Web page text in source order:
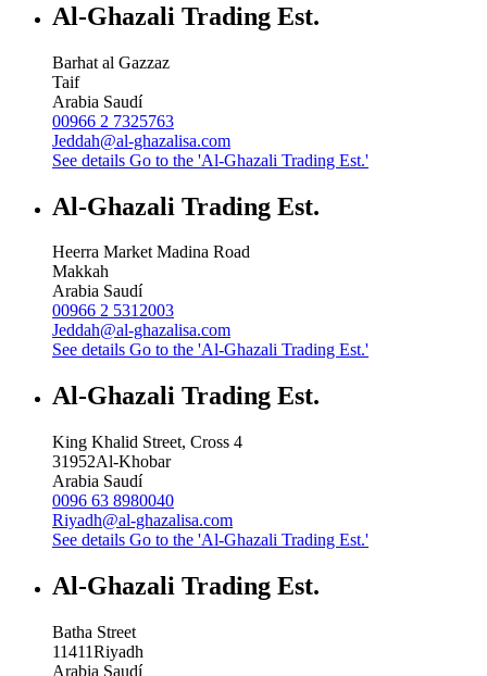
Al-Ghazali Trading Est.
Barhat al Gazzaz
Taif
Arabia Saudí
00966 2 7325763
Jeddah@al-ghazalisa.com
See details Go to the 'Al-Ghazali Trading Est.'
Al-Ghazali Trading Est.
Heerra Market Madina Road
Makkah
Arabia Saudí
00966 2 5312003
Jeddah@al-ghazalisa.com
See details Go to the 'Al-Ghazali Trading Est.'
Al-Ghazali Trading Est.
King Khalid Street, Cross 4
31952Al-Khobar
Arabia Saudí
0096 63 8980040
Riyadh@al-ghazalisa.com
See details Go to the 'Al-Ghazali Trading Est.'
Al-Ghazali Trading Est.
Batha Street
11411Riyadh
Arabia Saudí